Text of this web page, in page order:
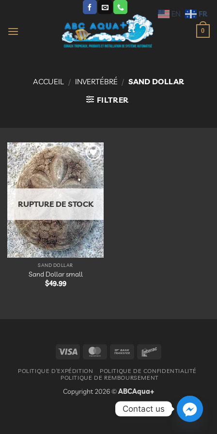
contenu
0
ACCUEIL / INVERTÉBRÉ / SAND DOLLAR
FILTRER
Ajouter
à la
liste
d’envies
RUPTURE DE STOCK
SAND DOLLAR
Sand Dollar small
$49.99
Visa MasterCardBank
POLITIQUE D’EXPÉDITION
POLITIQUE DE CONFIDENTIALITÉ
POLITIQUE DE REMBOURSEMENT
Copyright 2026 ©ABCAqua+
EN FR
Contact us